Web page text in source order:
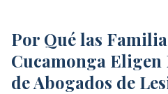
Por Qué las
Cucamonga
de Abogados de